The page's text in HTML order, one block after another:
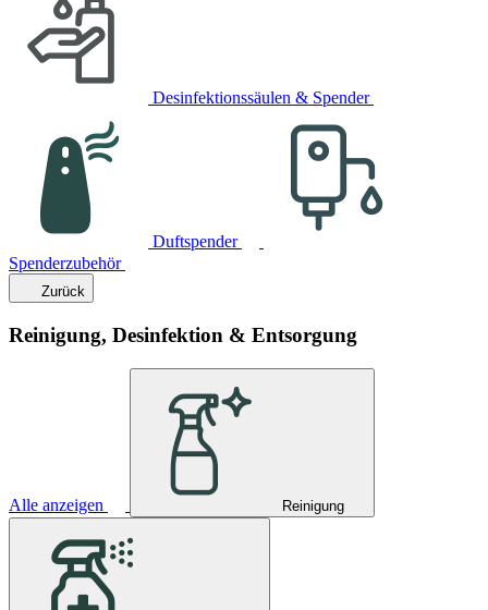
Desinfektionssäulen & Spender
Duftspender
Spenderzubehör
Zurück
Reinigung, Desinfektion & Entsorgung
Alle anzeigen Reinigung